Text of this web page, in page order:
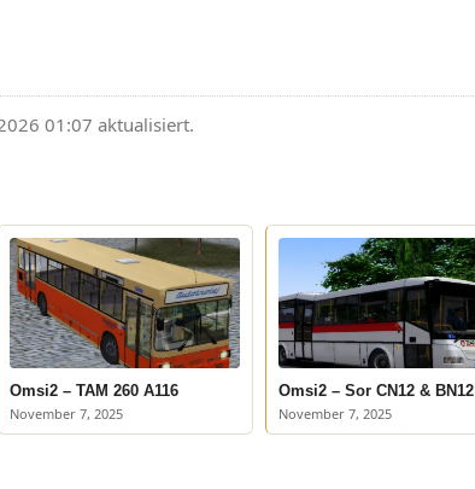
01:07 aktualisiert.
Omsi2 – TAM 260 A116
November 7, 2025
Omsi2 – Sor CN12 & BN12
November 7, 2025